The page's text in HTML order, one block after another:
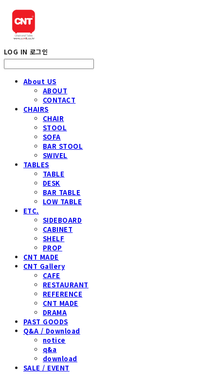
LOG IN 로그인
About US
ABOUT
CONTACT
CHAIRS
CHAIR
STOOL
SOFA
BAR STOOL
SWIVEL
TABLES
TABLE
DESK
BAR TABLE
LOW TABLE
ETC.
SIDEBOARD
CABINET
SHELF
PROP
CNT MADE
CNT Gallery
CAFE
RESTAURANT
REFERENCE
CNT MADE
DRAMA
PAST GOODS
Q&A / Download
notice
q&a
download
SALE / EVENT